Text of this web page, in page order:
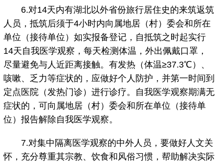
6.对14天内有湖北以外省份旅行居住史的来筑返筑
人员，抵筑后须于4小时内向属地居（村）委会和所在
单位（接待单位）如实报备登记，自抵筑之时起实行
14天自我医学观察，每天检测体温，外出佩戴口罩，
尽量避免与人近距离接触。有发热（体温≥37.3℃）、
咳嗽、乏力等症状的，应做好个人防护，并第一时间到
定点医院（发热门诊）进行诊疗。自我医学观察期满无
症状的，可向属地居（村）委会和所在单位（接待单
位）报告解除自我医学观察。
7.对集中隔离医学观察的中外人员，要做好人文关
怀，充分尊重其宗教、饮食和风俗习惯，帮助解决实际